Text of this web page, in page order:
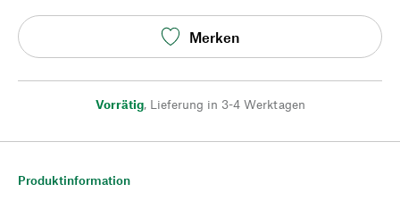
Merken
Vorrätig, Lieferung in 3-4 Werktagen
Produktinformation